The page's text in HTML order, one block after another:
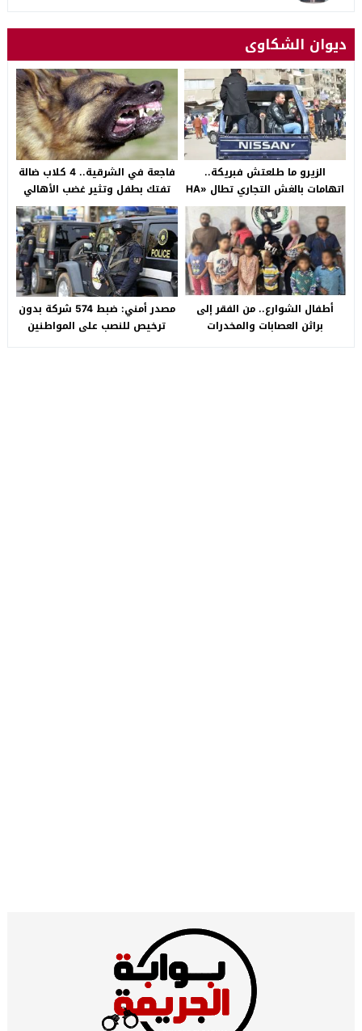
ديوان الشكاوى
الزيرو ما طلعتش فبريكة..
اتهامات بالغش التجاري تطال «HA
Auto التجمع».. شكوى شراء
سيارة بـ3 ملايين جنيه تفجّر الأزمة
فاجعة في الشرقية.. 4 كلاب ضالة
تفتك بطفل وتثير غضب الأهالي
بالصالحية الجديدة
أطفال الشوارع.. من الفقر إلى
براثن العصابات والمخدرات
مصدر أمني: ضبط 574 شركة بدون
ترخيص للنصب على المواطنين